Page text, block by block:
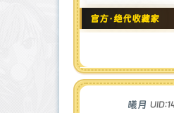
在线时间 : 1951
注册时间 : 2024-
最后登录 :
官方·绝代收藏家
曦月